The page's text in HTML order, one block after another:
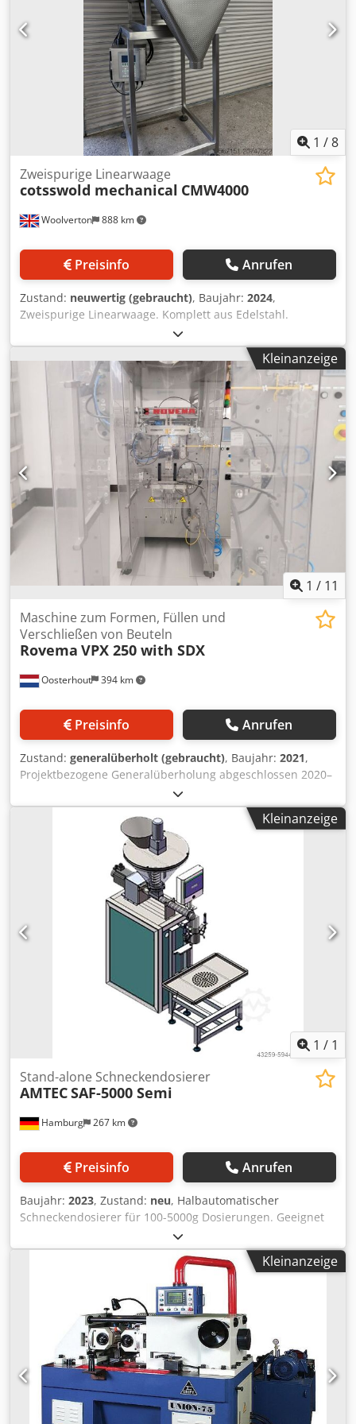
SVB 3601 L, Baujahr: 1996, Beuteltyp: Kissenbeutel,
Beutelgewicht: 250g/500g, max. Beutellänge: 400mm,
Beutelbreitenbereich: 80mm-360mm, max.
Produktionsgeschwindigkeit: 40 Takte/min. Inklusive
Clipaggregat PS mako BS 600-CSP, Baujahr: 2015.
Dokumentation vorhanden. Eine Besichtigung vor Ort ist
möglich. Voraussichtlich ab Mitte Januar 2025 verfügbar.
Dedpfou Rc R Ssx Am Sjkr
1 /8
Woolverton 888 km
Zweispurige Linearwaage
cotsswold mechanical CMW4000
Preisinfo Anrufen
Zustand: neuwertig (gebraucht), Baujahr: 2024,
Zweispurige Linearwaage. Komplett aus Edelstahl.
Kleinanzeige
1 / 11
Oosterhout 394 km
Maschine zum Formen, Füllen und
Verschließen von Beuteln
Rovema VPX 250 with SDX
Preisinfo Anrufen
Zustand: generalüberholt (gebraucht), Baujahr: 2021,
Projektbezogene Generalüberholung abgeschlossen 2020–
2021. Ursprünglich Baujahr 1991, vollständig überholt
durch DL Packaging im Jahr 2021. Jetzt wieder verfügbar!
Seit der Überholung lief die Maschine nur ca. 150
Betriebsstunden – sofort verfügbar. Enthalten: FS 110
Formschultersatz für Kissenbeutel, 110 mm Breite FS 180
Formschultersatz für Kissenbeutel, 180 mm Breite Markem
X65 TTO-Drucker Dksdex Dapwjpfx Am Ser Die Maschine
kann sowohl Kissenbeutel als auch Blockbodenbeutel
produzieren. Im Lieferumfang enthalten sind SDX, Drucker
und Formschultersätze. Leistung: 50–80 Beutel/Min.,
abhängig von Beutelformat, Foliendicke, Füllgut,
Dosiersystem und Synchronisation. Lieferzeit: Auf Anfrage.
Bei Interesse wird die Maschine von DL Packaging gemäß
Ihrem Produkt und Ihren spezifischen Anforderungen
Kleinanzeige
1 / 1
Hamburg 267 km
Stand-alone Schneckendosierer
AMTECSAF-5000 Semi
Preisinfo Anrufen
Baujahr: 2023, Zustand: neu, Halbautomatischer
Schneckendosierer für 100-5000g Dosierungen. Geeignet
für das Dosieren und Abfüllen von pulverartigen
Produkten. Stand-alone Version inklusive
Schneckenförderer und Vorratsbehälter. Inkludiert ist
zudem: Horizontalförderschraube zur Vermeidung von
ungewünschtem Nachrieseln, Staubabfuhrvorbereitung,
PLC Steuerung und Touch-Monitor, Wiegesensor (arbeitet
automatisch bei jeder Dosierung), Beutel-Clip-Mechanik,
Förderschrauben für 500 und 2000g Dosierungen, Deckel
für Schneckenförderer sodass dieser geschlossen ist.
Geeignet für das Abfüllen in Beutel, Dosen, Gläser,
sonstige Behältnisse. - Spezifikationen Schneckendosierer:
Hopper Volumen: 50 Liter; Füllgewicht: 10-5000g (Wechseln
Kleinanzeige